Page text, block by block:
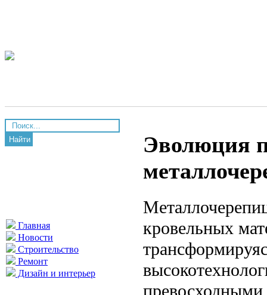
Найти
Главная
Новости
Строительство
Ремонт
Дизайн и интерьер
Эволюция
кровельных
превосходными